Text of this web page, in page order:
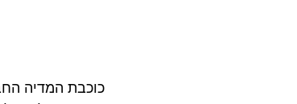
כוכבת המדיה